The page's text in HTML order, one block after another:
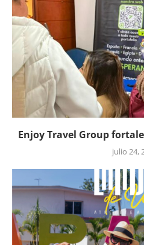
Enjoy Travel Group
julio 24,